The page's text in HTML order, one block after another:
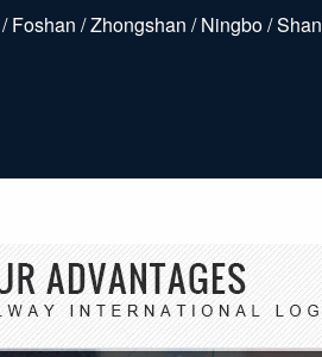
Foshan / Zhongshan / Ningbo /